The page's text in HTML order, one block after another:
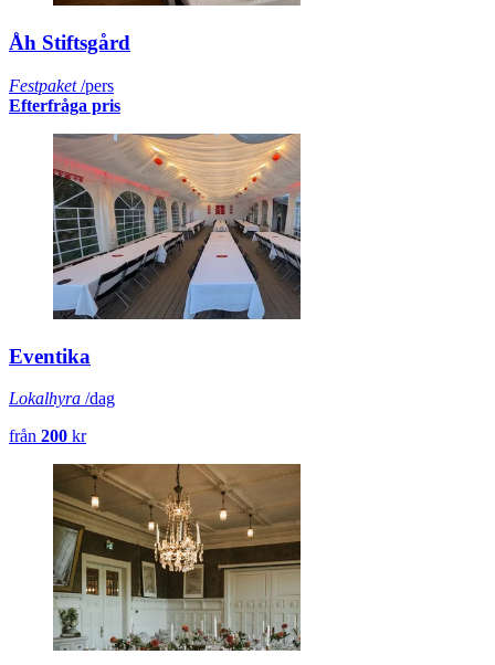
Åh Stiftsgård
Festpaket/pers
Efterfråga pris
Eventika
Lokalhyra /dag
från 200 kr